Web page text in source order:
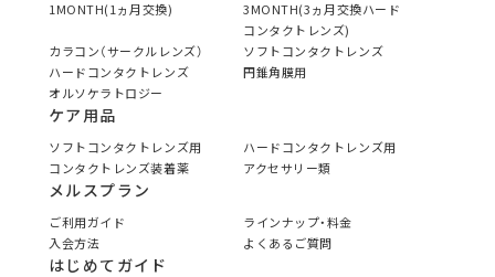
1MONTH(1ヵ月交換)
3MONTH(3ヵ月交換ハード
コンタクトレンズ)
カラコン（サークルレンズ）
ソフトコンタクトレンズ
ハードコンタクトレンズ
円錐角膜用
オルソケラトロジー
ケア用品
ソフトコンタクトレンズ用
ハードコンタクトレンズ用
コンタクトレンズ装着薬
アクセサリー類
メルスプラン
ご利用ガイド
ラインナップ・料金
入会方法
よくあるご質問
はじめてガイド